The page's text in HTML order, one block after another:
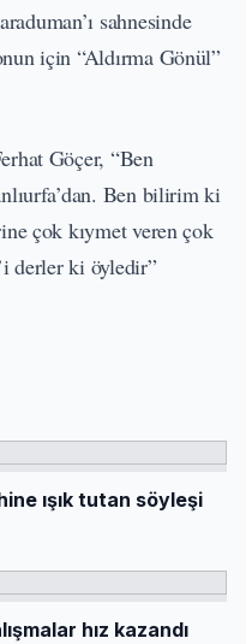
sahnesinde
için “Aldırma Gönül”
Göçer, “Ben
Ben bilirim ki
çok kıymet veren çok
derler ki öyledir”
ışık tutan söyleşi
hız kazandı